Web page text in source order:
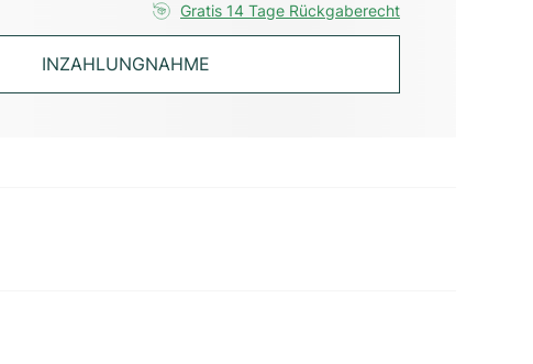
Gratis 14 Tage Rückgaberecht
INZAHLUNGNAHME